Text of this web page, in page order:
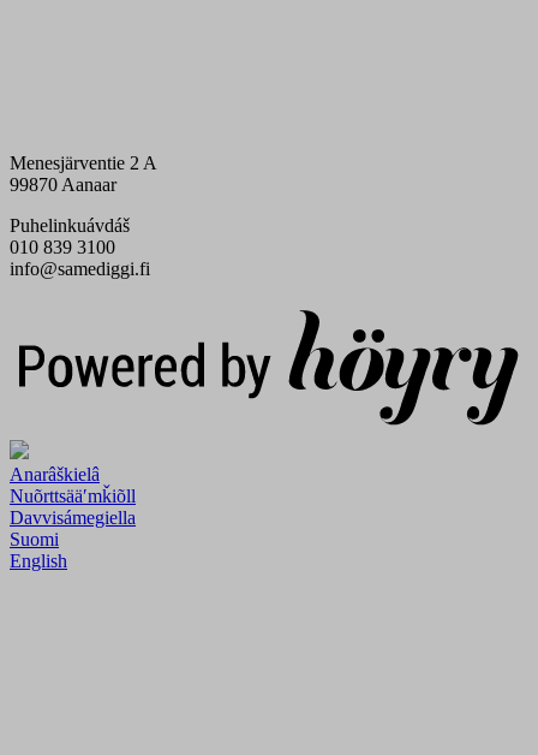
Menesjärventie 2 A
99870 Aanaar
Puhelinkuávdáš
010 839 3100
info@samediggi.fi
Anarâškielâ
Nuõrttsääʹmǩiõll
Davvisámegiella
Suomi
English